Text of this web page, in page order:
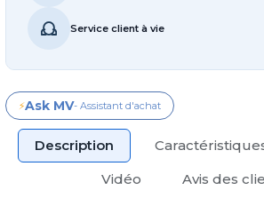
Service client à vie
⚡Ask MV- Assistant d'achat
Description
Vidéo
Avis des